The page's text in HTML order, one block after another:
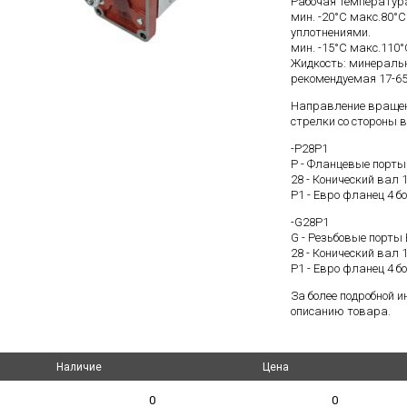
мин. -20°C
уплотнениями.
мин. -15°C
Жидкость:
рекомендуемая 17-
Направление
стрелки со стороны
-P28P1
P - Фланцевые
28 - Конический вал
P1 - Евро фланец 4
-G28P1
G - Резьбовые порты
28 - Конический вал
P1 - Евро фланец 4
За более подробной
описанию товара.
Наличие Цена
0 0
Наличие Цена